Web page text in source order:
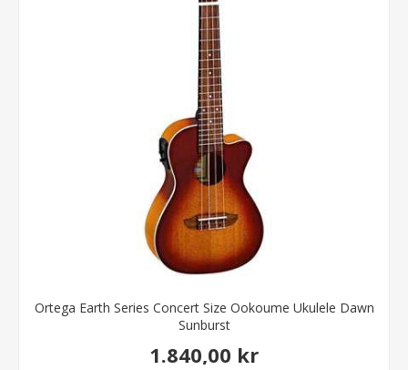
Ortega Earth Series Concert Size Ookoume Ukulele Dawn
Sunburst
1.840,00 kr